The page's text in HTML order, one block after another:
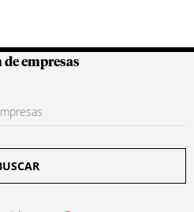
Colombianas
empresas